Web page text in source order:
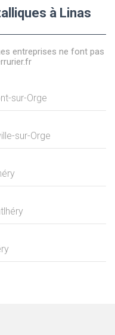
à Linas
entreprises ne font pas
sur-Orge
sur-Orge